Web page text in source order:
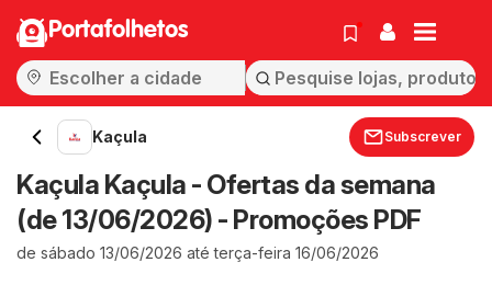
Portafolhetos
Kaçula Subscrever
Kaçula Kaçula - Ofertas da semana
(de 13/06/2026) - Promoções PDF
de sábado 13/06/2026 até terça-feira 16/06/2026